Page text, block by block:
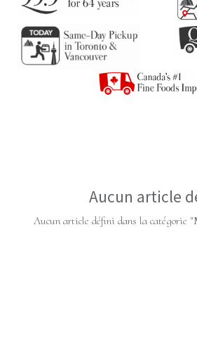
Aucun article
Aucun article défini dans la catégorie "